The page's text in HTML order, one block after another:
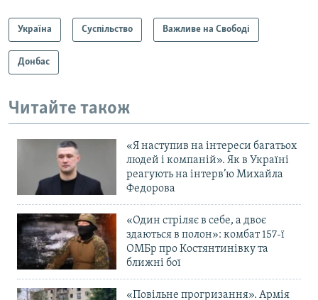
Україна Суспільство Важливе на Свободі
Донбас
Читайте також
«Я наступив на інтереси багатьох
людей і компаній». Як в Україні
реагують на інтерв’ю Михайла
Федорова
«Один стріляє в себе, а двоє
здаються в полон»: комбат 157-ї
ОМБр про Костянтинівку та
ближні бої
«Повільне прогризання». Армія